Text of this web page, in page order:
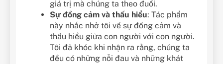
giá trị mà chúng ta theo đuổi.
Sự đồng cảm và thấu hiểu: Tác phẩm
này nhắc nhở tôi về sự đồng cảm và
thấu hiểu giữa con người với con người.
Tôi đã khóc khi nhận ra rằng, chúng ta
đều có những nỗi đau và những khát